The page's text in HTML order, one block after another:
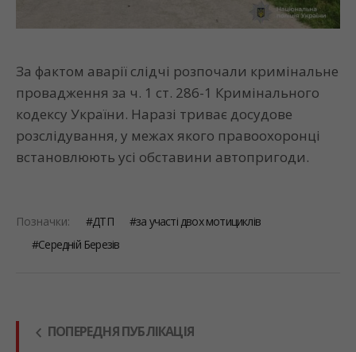
За фактом аварії слідчі розпочали кримінальне
провадження за ч. 1 ст. 286-1 Кримінального
кодексу України. Наразі триває досудове
розслідування, у межах якого правоохоронці
встановлюють усі обставини автопригоди.
Позначки: ДТП
за участі двох мотициклів
Середній Березів
ПОПЕРЕДНЯ ПУБЛІКАЦІЯ